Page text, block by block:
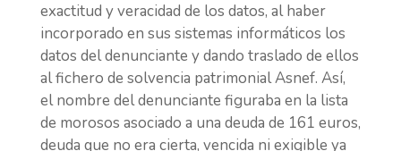
exactitud y veracidad de los datos, al haber
incorporado en sus sistemas informáticos los
datos del denunciante y dando traslado de ellos
al fichero de solvencia patrimonial Asnef. Así,
el nombre del denunciante figuraba en la lista
de morosos asociado a una deuda de 161 euros,
deuda que no era cierta, vencida ni exigible ya